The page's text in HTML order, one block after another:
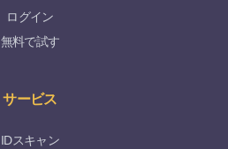
ログイン
無料で試す
サービス
IDスキャン